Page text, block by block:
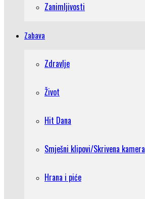
Zanimljivosti
Zabava
Zdravlje
Život
Hit Dana
Smješni klipovi/Skrivena kamera
Hrana i piće